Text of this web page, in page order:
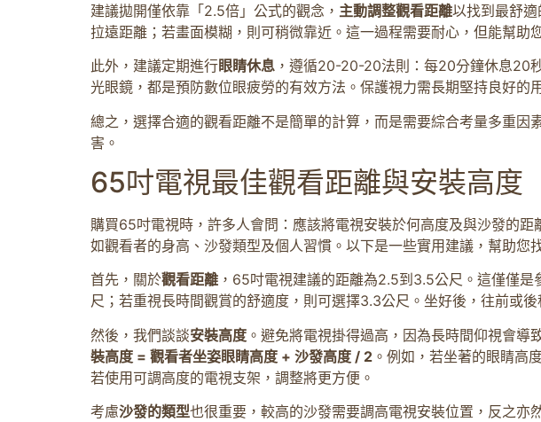
建議拋開僅依靠「2.5倍」公式的觀念， 主動調整觀看距離以找到最舒
拉遠距離；若畫面模糊，則可稍微靠近。這一過程需要耐心，但能幫助
此外，建議定期進行眼睛休息 ，遵循20-20-20法則：每20分鐘休息20
光眼鏡，都是預防數位眼疲勞的有效方法。保護視力需長期堅持良好的
總之，選擇合適的觀看距離不是簡單的計算，而是需要綜合考量多重
害。
65吋電視最佳觀看距離與安裝高度
購買65吋電視時，許多人會問：應該將電視安裝於何高度及與沙發的
如觀看者的身高、沙發類型及個人習慣。以下是一些實用建議，幫助您
首先，關於觀看距離 ，65吋電視建議的距離為2.5到3.5公尺。這僅僅
尺；若重視長時間觀賞的舒適度，則可選擇3.3公尺。坐好後，往前或
然後，我們談談安裝高度 。避免將電視掛得過高，因為長時間仰視會導
裝高度 = 觀看者坐姿眼睛高度 + 沙發高度 / 2 。例如，若坐著的眼睛高
若使用可調高度的電視支架，調整將更方便。
考慮沙發的類型也很重要，較高的沙發需要調高電視安裝位置，反之亦